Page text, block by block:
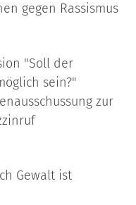
gegen Rassismus
"Soll der
sein?"
zur
Gewalt ist